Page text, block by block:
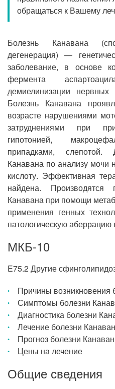
Прием кардиолога
обращаться к Вашему
Болезнь Канавана
дегенерация) —
заболевание, в основе
фермента
демиелинизации нервных
Болезнь Канавана
возрасте нарушениями
затруднениями при
гипотонией,
припадками, слепотой.
Канавана по анализу мочи
кислоту. Эффективная
найдена. Производятся
Канавана при помощи
применения генных
патологическую аберрацию
МКБ-10
E75.2 Другие
Причины возникновения
Симптомы болезни
Диагностика болезни
Лечение болезни
Прогноз болезни
Цены на лечение
Общие сведения